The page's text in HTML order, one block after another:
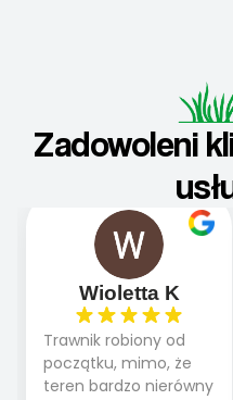
Zadowoleni
Wioletta K
Trawnik robiony od
początku, mimo, że
teren bardzo nierówny